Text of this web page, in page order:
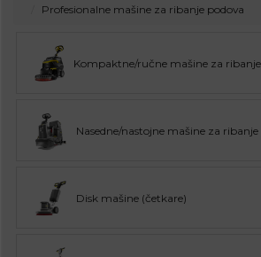
Profesionalne mašine za ribanje podova
Kompaktne/ručne mašine za
Nasedne/nastojne mašine za ribanje
Disk mašine (četkare)